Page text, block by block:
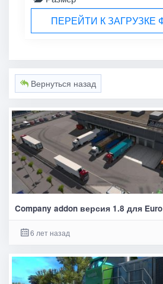
ПЕРЕЙТИ К ЗАГРУЗКЕ
Вернуться назад
Company addon версия 1.8 для
6 лет назад